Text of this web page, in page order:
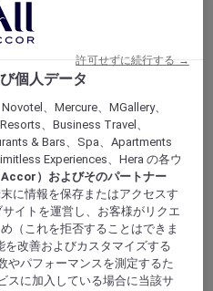
個人データ
、Mercure、MGallery、
、Business Travel、
& Bars、Spa、Apartments
Experiences、Hera の各ウ
Accor）およびそのパートナー
に情報を保存またはアクセスす
イトを運営し、お客様がリクエ
（これを拒否することはできま
改善およびカスタマイズする
やパフォーマンスを測定するた
スに加入している場合に当該サ
許可せずに続行する →